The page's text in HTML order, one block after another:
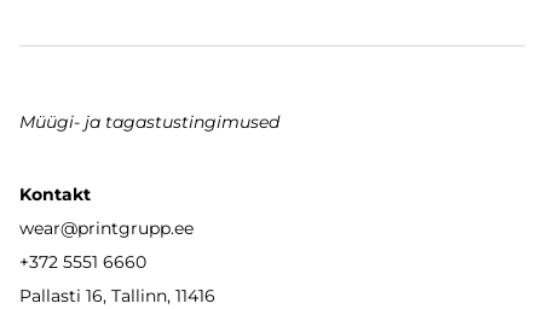
Müügi- ja tagastustingimused
Kontakt
wear@printgrupp.ee
+372 5551 6660
Pallasti 16, Tallinn, 11416